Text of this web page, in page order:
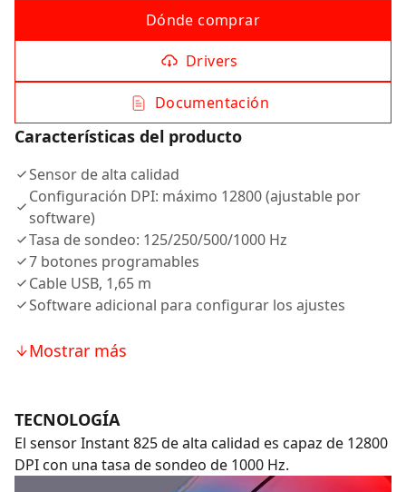
Dónde comprar
Drivers
Documentación
Características del producto
Sensor de alta calidad
Configuración DPI: máximo 12800 (ajustable por
software)
Tasa de sondeo: 125/250/500/1000 Hz
7 botones programables
Cable USB, 1,65 m
Software adicional para configurar los ajustes
Mostrar más
TECNOLOGÍA
El sensor Instant 825 de alta calidad es capaz de 12800
DPI con una tasa de sondeo de 1000 Hz.